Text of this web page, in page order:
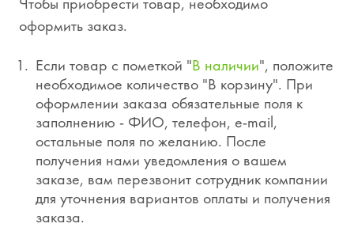
оформить заказ.
Если товар с пометкой "В наличии", положите
необходимое количество "В корзину". При
оформлении заказа обязательные поля к
заполнению - ФИО, телефон, e-mail,
остальные поля по желанию. После
получения нами уведомления о вашем
заказе, вам перезвонит сотрудник компании
для уточнения вариантов оплаты и получения
заказа.